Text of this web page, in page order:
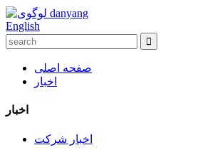
English
صفحه اصلی
اخبار
اخبار
اخبار شرکت